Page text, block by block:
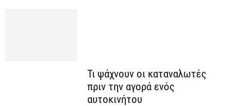
Τι ψάχνουν οι καταναλωτές
πριν την αγορά ενός
αυτοκινήτου